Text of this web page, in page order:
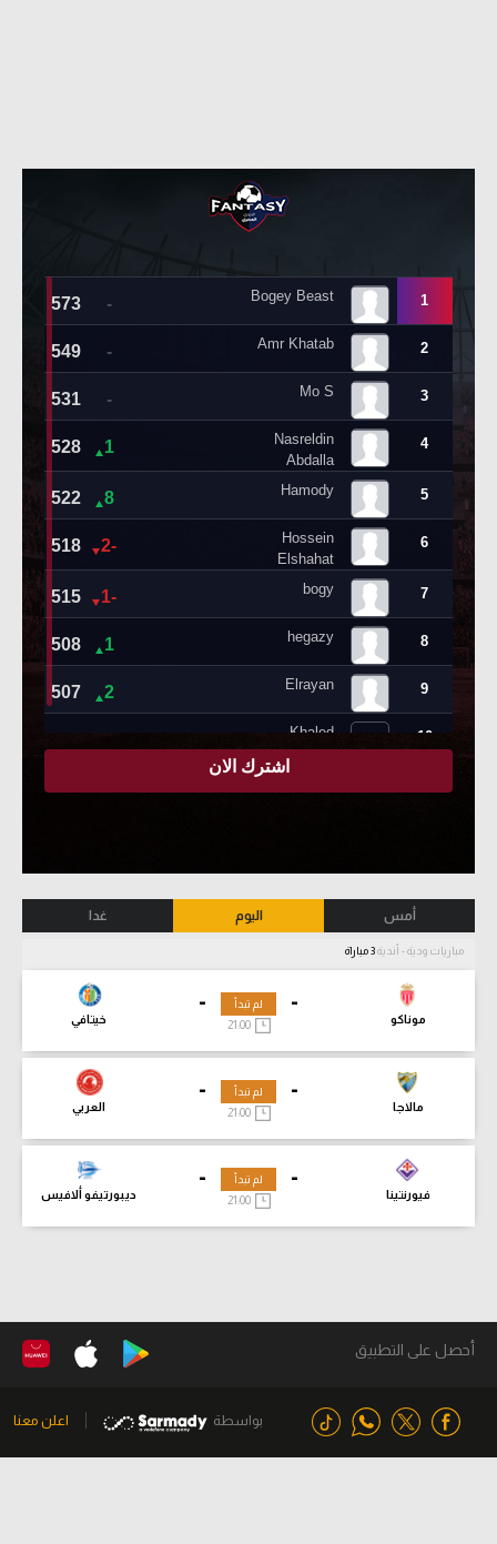
أمس اليوم غدا
مباريات ودية - أندية
-
موناكو
-
خيتافي
لم تبدأ
21:00
-
مالاجا
-
العربي
لم تبدأ
21:00
-
فيورنتينا
-
ديبورتيفو ألافيس
لم تبدأ
21:00
أحصل على التطبيق
بواسطة اعلن معنا